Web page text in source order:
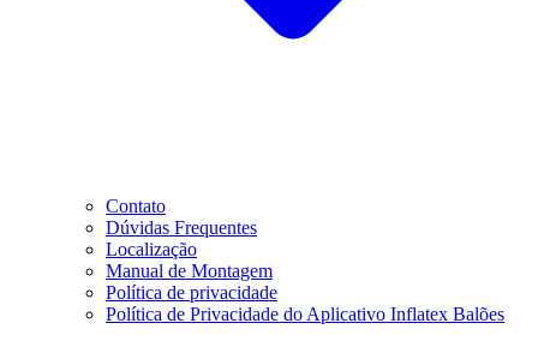
Contato
Dúvidas Frequentes
Localização
Manual de Montagem
Política de privacidade
Política de Privacidade do Aplicativo Inflatex Balões